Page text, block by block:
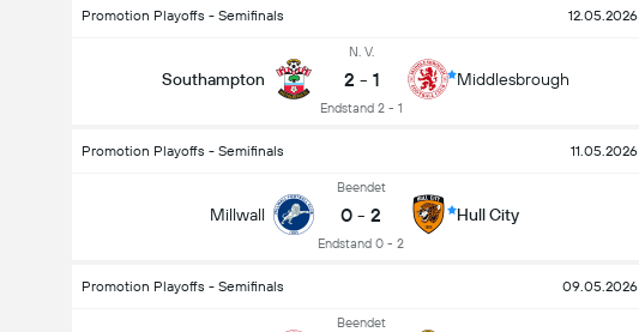
Promotion Playoffs - Semifinals 12.05.2026
Southampton
N. V.
2 - 1
Endstand 2 - 1
Middlesbrough
Promotion Playoffs - Semifinals 11.05.2026
Millwall
Beendet
0 - 2
Endstand 0 - 2
Hull City
Promotion Playoffs - Semifinals 09.05.2026
Beendet